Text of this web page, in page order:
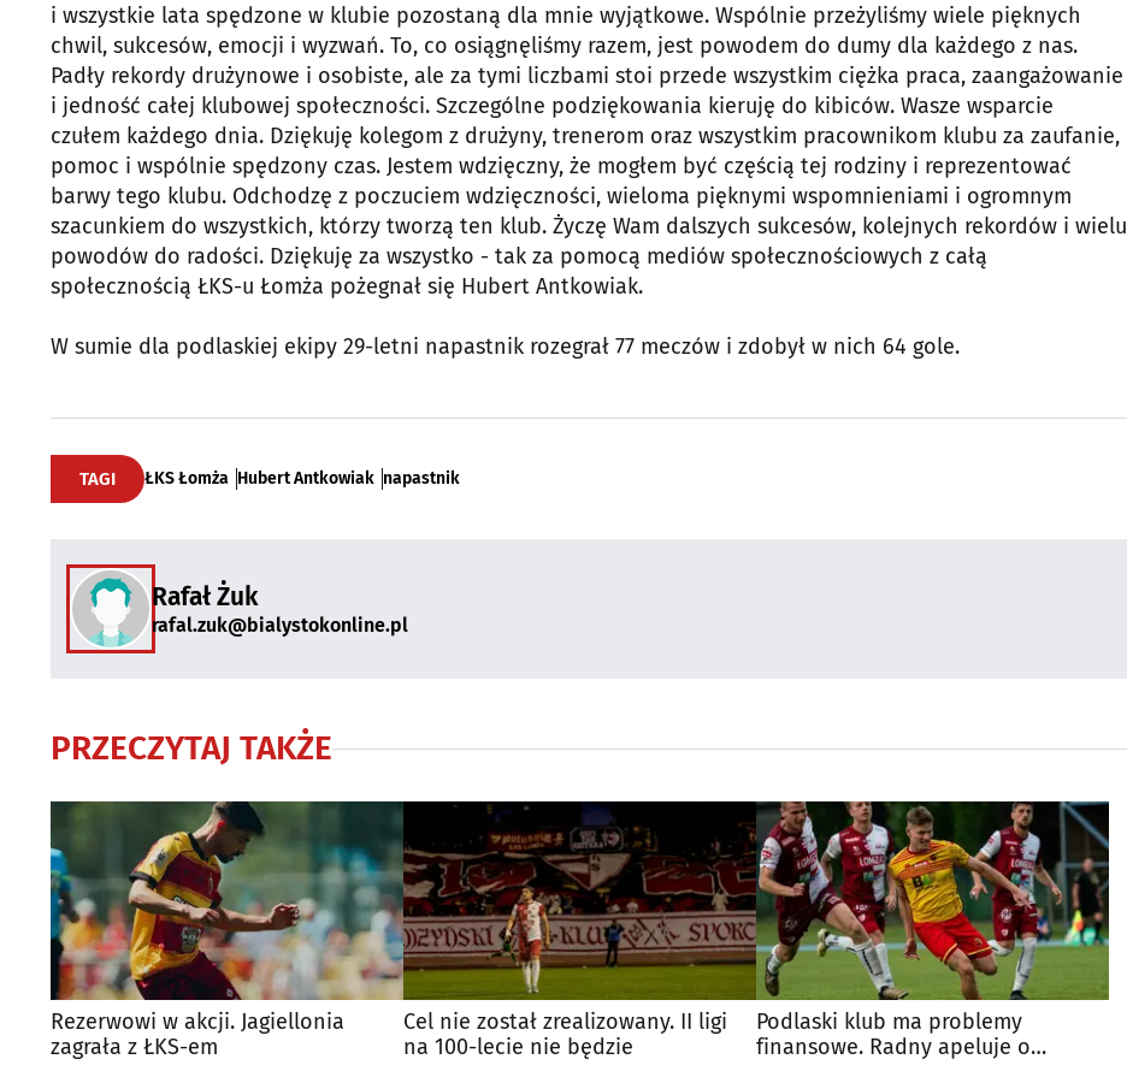
i wszystkie lata spędzone w klubie pozostaną dla mnie wyjątkowe. Wspólnie przeżyliśmy wiele pięknych
chwil, sukcesów, emocji i wyzwań. To, co osiągnęliśmy razem, jest powodem do dumy dla każdego z nas.
Padły rekordy drużynowe i osobiste, ale za tymi liczbami stoi przede wszystkim ciężka praca, zaangażowanie
i jedność całej klubowej społeczności. Szczególne podziękowania kieruję do kibiców. Wasze wsparcie
czułem każdego dnia. Dziękuję kolegom z drużyny, trenerom oraz wszystkim pracownikom klubu za zaufanie,
pomoc i wspólnie spędzony czas. Jestem wdzięczny, że mogłem być częścią tej rodziny i reprezentować
barwy tego klubu. Odchodzę z poczuciem wdzięczności, wieloma pięknymi wspomnieniami i ogromnym
szacunkiem do wszystkich, którzy tworzą ten klub. Życzę Wam dalszych sukcesów, kolejnych rekordów i wielu
powodów do radości. Dziękuję za wszystko - tak za pomocą mediów społecznościowych z całą
społecznością ŁKS-u Łomża pożegnał się Hubert Antkowiak.
W sumie dla podlaskiej ekipy 29-letni napastnik rozegrał 77 meczów i zdobył w nich 64 gole.
TAGI ŁKS Łomża Hubert Antkowiak napastnik
Rafał Żuk
rafal.zuk@bialystokonline.pl
PRZECZYTAJ TAKŻE
Rezerwowi w akcji. Jagiellonia
zagrała z ŁKS-em
Cel nie został zrealizowany. II ligi
na 100-lecie nie będzie
Podlaski klub ma problemy
finansowe. Radny apeluje o